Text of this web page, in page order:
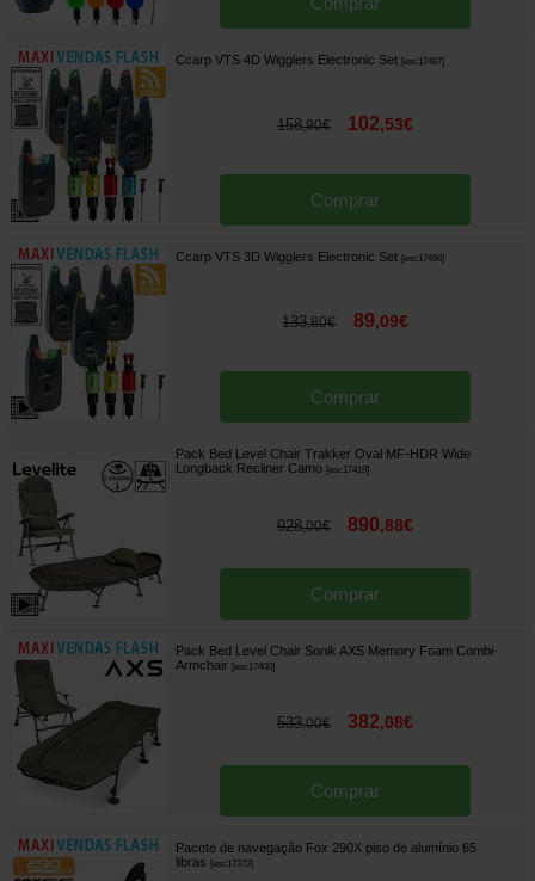
Ccarp VTS 4D Wigglers Electronic Set [esc17497]
158,90€ 102,53€
Comprar
Ccarp VTS 3D Wigglers Electronic Set [esc17496]
133,80€ 89,09€
Comprar
Pack Bed Level Chair Trakker Oval MF-HDR Wide
Longback Recliner Camo [esc17419]
928,00€ 890,88€
Comprar
Pack Bed Level Chair Sonik AXS Memory Foam Combi-
Armchair [esc17400]
533,00€ 382,08€
Comprar
Pacote de navegação Fox 290X piso de alumínio 65
libras [esc17373]